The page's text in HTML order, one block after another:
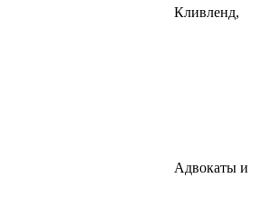
Кливленд,
Адвокаты и